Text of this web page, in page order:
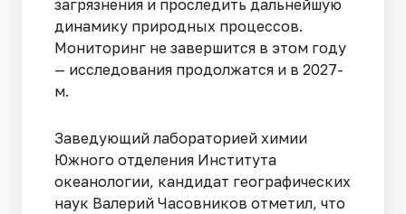
загрязнения и проследить дальнейшую
динамику природных процессов.
Мониторинг не завершится в этом году
— исследования продолжатся и в 2027-
м.
Заведующий лабораторией химии
Южного отделения Института
океанологии, кандидат географических
наук Валерий Часовников отметил, что